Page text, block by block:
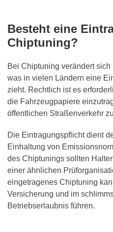
Besteht eine
Chiptuning?
Bei Chiptuning verändert
was in vielen Ländern eine
zieht. Rechtlich ist es
die Fahrzeugpapiere
öffentlichen Straßenverkehr
Die Eintragungspflicht dient
Einhaltung von
des Chiptunings sollten
einer ähnlichen
eingetragenes Chiptuning
Versicherung und im
Betriebserlaubnis führen.